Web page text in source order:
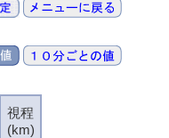
視程
(km)